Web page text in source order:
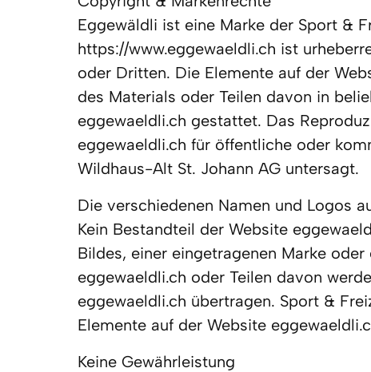
Eggewäldli ist eine Marke der Sport &
https://www.eggewaeldli.ch ist
oder Dritten. Die Elemente auf der
des Materials oder Teilen davon in
eggewaeldli.ch gestattet. Das
eggewaeldli.ch für öffentliche oder
Wildhaus-Alt St. Johann AG untersagt.
Die verschiedenen Namen und Logos
Kein Bestandteil der Website
Bildes, einer eingetragenen Marke
eggewaeldli.ch oder Teilen davon
eggewaeldli.ch übertragen. Sport &
Elemente auf der Website
Keine Gewährleistung